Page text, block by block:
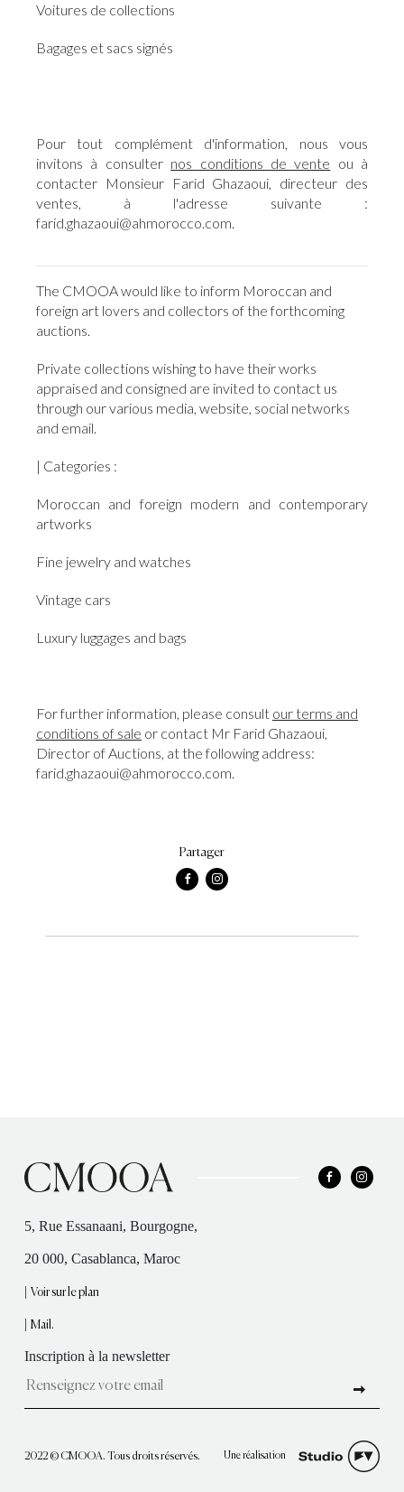
Voitures de collections
Bagages et sacs signés
Pour tout complément d'information, nous vous
invitons à consulter nos conditions de vente ou à
contacter Monsieur Farid Ghazaoui, directeur des
ventes, à l'adresse suivante :
farid.ghazaoui@ahmorocco.com.
The CMOOA would like to inform Moroccan and
foreign art lovers and collectors of the forthcoming
auctions.
Private collections wishing to have their works
appraised and consigned are invited to contact us
through our various media, website, social networks
and email.
| Categories :
Moroccan and foreign modern and contemporary
artworks
Fine jewelry and watches
Vintage cars
Luxury luggages and bags
For further information, please consult our terms and
conditions of sale or contact Mr Farid Ghazaoui,
Director of Auctions, at the following address:
farid.ghazaoui@ahmorocco.com.
Partager
5, Rue Essanaani, Bourgogne,
20 000, Casablanca, Maroc
|Voir sur le plan
|Mail.
Inscription à la newsletter
2022 © CMOOA. Tous droits réservés. Une réalisation